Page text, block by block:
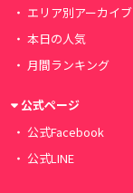
エリア別アーカイブ
本日の人気
月間ランキング
公式ページ
公式Facebook
公式LINE